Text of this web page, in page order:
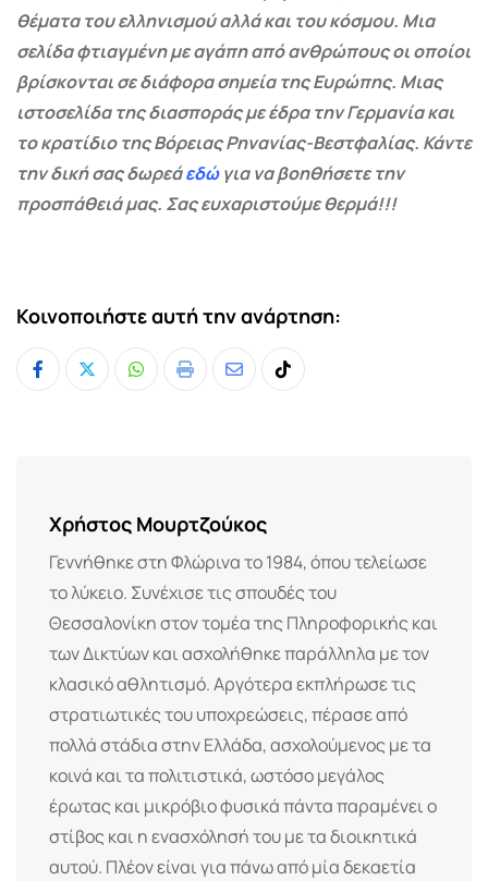
θέματα του ελληνισμού αλλά και του κόσμου. Μια
σελίδα φτιαγμένη με αγάπη από ανθρώπους οι οποίοι
βρίσκονται σε διάφορα σημεία της Ευρώπης. Μιας
ιστοσελίδα της διασποράς με έδρα την Γερμανία και
το κρατίδιο της Βόρειας Ρηνανίας-Βεστφαλίας. Κάντε
την δική σας δωρεάεδώγια να βοηθήσετε την
προσπάθειά μας. Σας ευχαριστούμε θερμά!!!
Κοινοποιήστε αυτή την ανάρτηση:
Whatsapp
Print
ShareTiktok
Χρήστος Μουρτζούκος
Γεννήθηκε στη Φλώρινα το 1984, όπου τελείωσε
το λύκειο. Συνέχισε τις σπουδές του
Θεσσαλονίκη στον τομέα της Πληροφορικής και
των Δικτύων και ασχολήθηκε παράλληλα με τον
κλασικό αθλητισμό. Αργότερα εκπλήρωσε τις
στρατιωτικές του υποχρεώσεις, πέρασε από
πολλά στάδια στην Ελλάδα, ασχολούμενος με τα
κοινά και τα πολιτιστικά, ωστόσο μεγάλος
έρωτας και μικρόβιο φυσικά πάντα παραμένει ο
στίβος και η ενασχόλησή του με τα διοικητικά
αυτού. Πλέον είναι για πάνω από μία δεκαετία